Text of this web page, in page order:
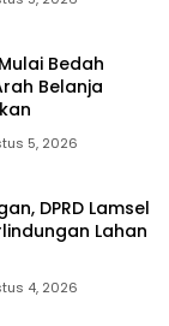
Bedah
Belanja
5, 2026
DPRD Lamsel
Lahan
4, 2026